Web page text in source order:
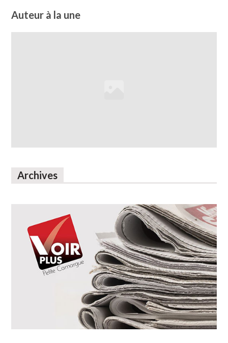
Auteur à la une
Archives